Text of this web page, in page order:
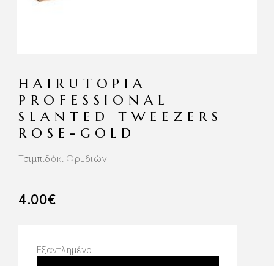
HAIRUTOPIA
PROFESSIONAL
SLANTED TWEEZERS
ROSE-GOLD
Τσιμπιδάκι Φρυδιών
4.00€
Εξαντλημένο